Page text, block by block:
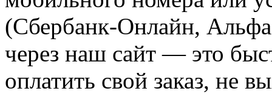
(Сбербанк-Онлайн,
через наш сайт — это
оплатить свой заказ, не